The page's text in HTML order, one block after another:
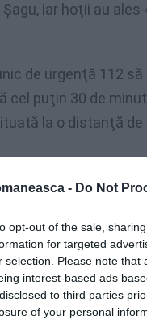
- Do Not
opt-out of the sale,
for targeted
selection. Please note
interest-based ads
to third parties
of your personal
iar hoţii au
de urgenţă 112 să
cel puţin 30 de
la o distanţă